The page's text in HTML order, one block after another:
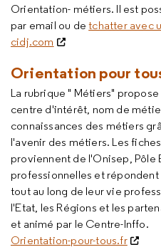
Orientation- métiers. Il est
par email ou detchatter avec
cidj.com
Orientation pour
La rubrique " Métiers"
centre d'intérêt, nom de
connaissances des métiers
l'avenir des métiers. Les
proviennent de l'Onisep, Pôle
professionnelles et
tout au long de leur vie
l'Etat, les Régions et les
et animé par le Centre-Inffo.
Orientation-pour-tous.fr